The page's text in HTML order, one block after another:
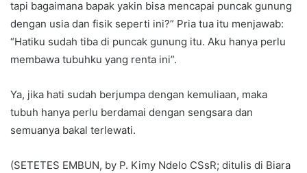
tapi bagaimana bapak yakin bisa mencapai puncak gunung
dengan usia dan fisik seperti ini?” Pria tua itu menjawab:
“Hatiku sudah tiba di puncak gunung itu. Aku hanya perlu
membawa tubuhku yang renta ini”.
Ya, jika hati sudah berjumpa dengan kemuliaan, maka
tubuh hanya perlu berdamai dengan sengsara dan
semuanya bakal terlewati.
(SETETES EMBUN, by P. Kimy Ndelo CSsR; ditulis di Biara